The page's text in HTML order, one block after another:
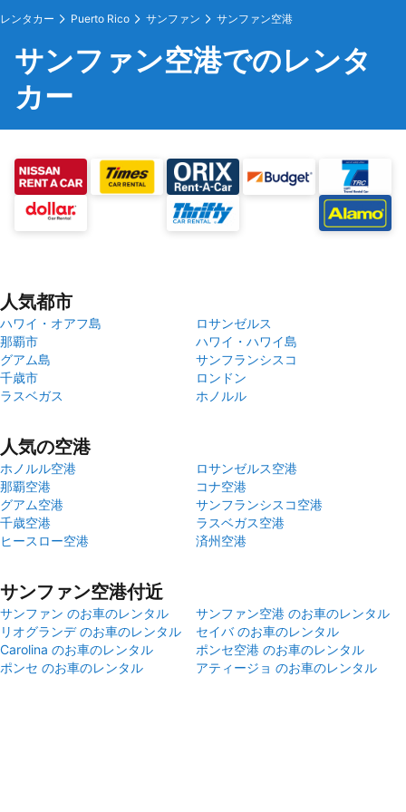
レンタカー Puerto Rico サンファン サンファン空港
サンファン空港でのレンタ
カー
人気都市
ハワイ・オアフ島
ロサンゼルス
那覇市
ハワイ・ハワイ島
グアム島
サンフランシスコ
千歳市
ロンドン
ラスベガス
ホノルル
人気の空港
ホノルル空港
ロサンゼルス空港
那覇空港
コナ空港
グアム空港
サンフランシスコ空港
千歳空港
ラスベガス空港
ヒースロー空港
済州空港
サンファン空港付近
サンファン のお車のレンタル
サンファン空港 のお車のレンタル
リオグランデ のお車のレンタル
セイバ のお車のレンタル
Carolina のお車のレンタル
ポンセ空港 のお車のレンタル
ポンセ のお車のレンタル
アティージョ のお車のレンタル